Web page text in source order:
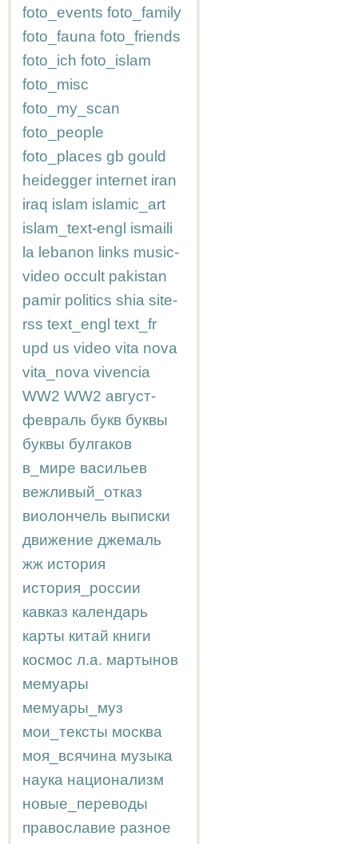
foto_events foto_family
foto_fauna foto_friends
foto_ich foto_islam
foto_misc
foto_my_scan
foto_people
foto_places gb gould
heidegger internet iran
iraq islam islamic_art
islam_text-engl ismaili
la lebanon links music-
video occult pakistan
pamir politics shia site-
rss text_engl text_fr
upd us video vita nova
vita_nova vivencia
WW2 WW2 август-
февраль букв буквы
буквы булгаков
в_мире васильев
вежливый_отказ
виолончель выписки
движение джемаль
жж история
история_россии
кавказ календарь
карты китай книги
космос л.а. мартынов
мемуары
мемуары_муз
мои_тексты москва
моя_всячина музыка
наука национализм
новые_переводы
православие разное